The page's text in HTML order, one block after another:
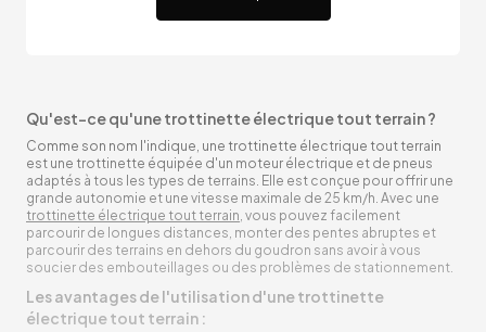
Qu'est-ce qu'une trottinette électrique tout terrain ?
Comme son nom l'indique, une trottinette électrique tout terrain
est une trottinette équipée d'un moteur électrique et de pneus
adaptés à tous les types de terrains. Elle est conçue pour offrir une
grande autonomie et une vitesse maximale de 25 km/h. Avec une
trottinette électrique tout terrain, vous pouvez facilement
parcourir de longues distances, monter des pentes abruptes et
parcourir des terrains en dehors du goudron sans avoir à vous
soucier des embouteillages ou des problèmes de stationnement.
Les avantages de l'utilisation d'une trottinette
électrique tout terrain :